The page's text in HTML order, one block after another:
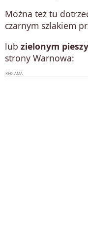
Można też tu
czarnym szlakiem
lub zielonym
strony Warnowa: